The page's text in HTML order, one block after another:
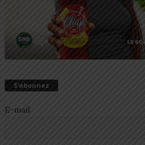
S’abonnez
E-mail